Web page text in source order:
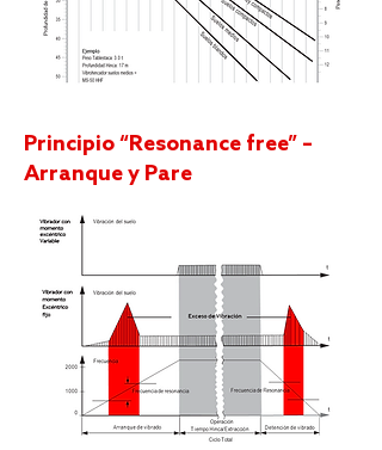
Principio “Resonance free” –
Arranque y Pare